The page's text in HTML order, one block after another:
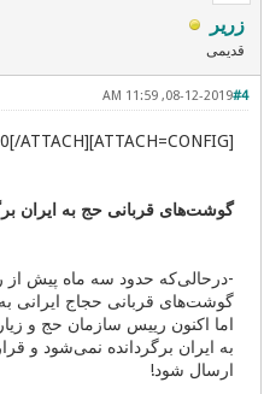
زریر
قدیمی
#4
08-12-2019, 11:59 AM
[ATTACH=CONFIG]5160[/ATTACH]
گوشت‌های قربانی حج به ایران
-درحالی‌که حدود سه ماه پیش از
گوشت‌های قربانی حجاج ایرانی
اما اکنون رییس سازمان حج و
به ایران برگردانده نمی‌شود و قرار است به
ارسال شود!